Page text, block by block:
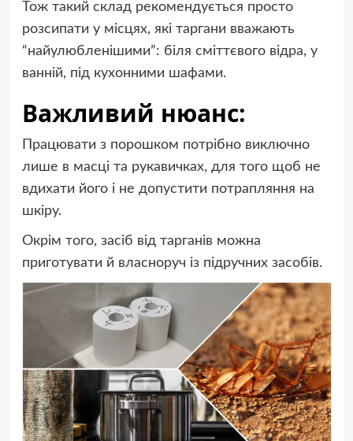
Тож такий склад рекомендується просто
розсипати у місцях, які таргани вважають
“найулюбленішими”: біля сміттєвого відра, у
ванній, під кухонними шафами.
Важливий нюанс:
Працювати з порошком потрібно виключно
лише в масці та рукавичках, для того щоб не
вдихати його і не допустити потрапляння на
шкіру.
Окрім того, засіб від тарганів можна
приготувати й власноруч із підручних засобів.